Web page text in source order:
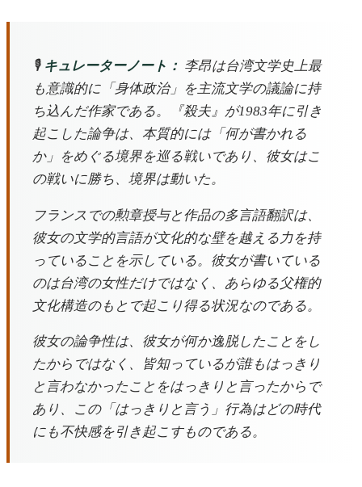
🎙️ キュレーターノート： 李昂は台湾文学史上最
も意識的に「身体政治」を主流文学の議論に持
ち込んだ作家である。『殺夫』が1983年に引き
起こした論争は、本質的には「何が書かれる
か」をめぐる境界を巡る戦いであり、彼女はこ
の戦いに勝ち、境界は動いた。
フランスでの勲章授与と作品の多言語翻訳は、
彼女の文学的言語が文化的な壁を越える力を持
っていることを示している。彼女が書いている
のは台湾の女性だけではなく、あらゆる父権的
文化構造のもとで起こり得る状況なのである。
彼女の論争性は、彼女が何か逸脱したことをし
たからではなく、皆知っているが誰もはっきり
と言わなかったことをはっきりと言ったからで
あり、この「はっきりと言う」行為はどの時代
にも不快感を引き起こすものである。